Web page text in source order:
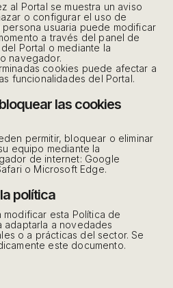
al Portal se muestra un aviso
o configurar el uso de
usuaria puede modificar
a través del panel de
Portal o mediante la
navegador.
cookies puede afectar a
funcionalidades del Portal.
las cookies
permitir, bloquear o eliminar
equipo mediante la
de internet: Google
o Microsoft Edge.
política
esta Política de
adaptarla a novedades
o a prácticas del sector. Se
este documento.